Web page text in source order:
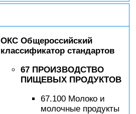
ОКС Общероссийский
классификатор стандартов
67 ПРОИЗВОДСТВО
ПИЩЕВЫХ ПРОДУКТОВ
67.100 Молоко и
молочные продукты